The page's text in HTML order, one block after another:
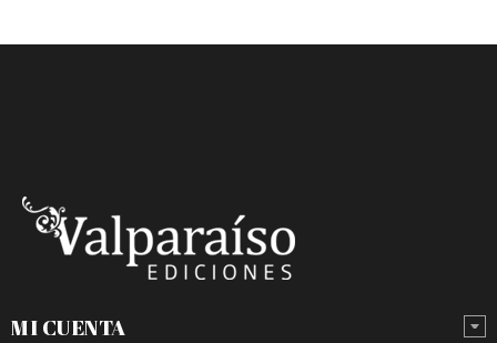
MI CUENTA